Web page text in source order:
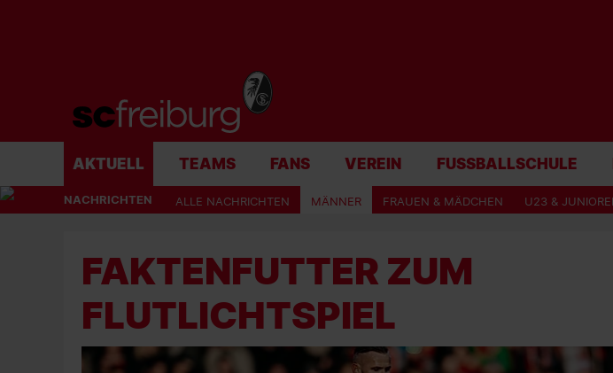
AKTUELL TEAMS FANS VEREIN FUSSBALLSCHULE
NACHRICHTEN ALLE NACHRICHTEN MÄNNER FRAUEN & MÄDCHEN U23 &
FAKTENFUTTER ZUM
FLUTLICHTSPIEL